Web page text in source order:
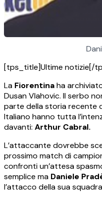
[tps_title]Ultime notizie[/
La Fiorentinaha
Dusan Vlahovic. Il serbo
parte della storia recente
Italiano hanno tutta
davanti: Arthur Cabral.
L’attaccante dovrebbe
prossimo match di
confronti un’attesa
semplice ma Daniele
l’attacco della sua